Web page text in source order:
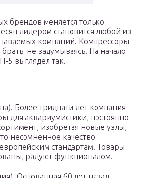
брендов меняется только
лидером становится любой из
компаний. Компрессоры
не задумываясь. На начало
5 выглядел так.
Более тридцати лет компания
для аквариумистики, постоянно
изобретая новые узлы,
несомненное качество,
стандартам. Товары
радуют функционалом.
Основанная 60 лет назад,